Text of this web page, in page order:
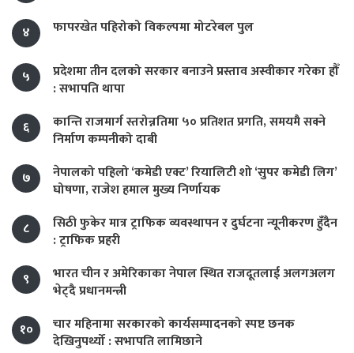
४ फापरखेत पहिरोको विकल्पमा मोटरेबल पुल
५
प्रदेशमा तीन दलको सरकार बनाउने प्रस्ताव अस्वीकार गरेका हौँ
: सभापति थापा
६
कान्ति राजमार्ग स्तरोन्नतिमा ५० प्रतिशत प्रगति, समयमै सक्ने
निर्माण कम्पनीको दाबी
७
नेपालको पहिलो ‘कमेडी एक्ट’ रियालिटी शो ‘सुपर कमेडी लिग’
घोषणा, राजेश हमाल मुख्य निर्णायक
८
सिठी फुकेर मात्र ट्राफिक व्यवस्थापन र दुर्घटना न्यूनीकरण हुँदैन
: ट्राफिक प्रहरी
९
भारत चीन र अमेरिकाका नेपाल स्थित राजदूतलाई अलगअलग
भेट्दै प्रधानमन्त्री
१०
चार महिनामा सरकारको कार्यसम्पादनको स्पष्ट छनक
देखिनुपर्थ्यो : सभापति लामिछाने